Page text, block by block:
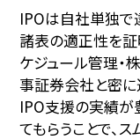
IPOは自社単独で
諸表の適正性を証
ケジュール管理・
事証券会社と密に
IPO支援の実績が
てもらうことで、